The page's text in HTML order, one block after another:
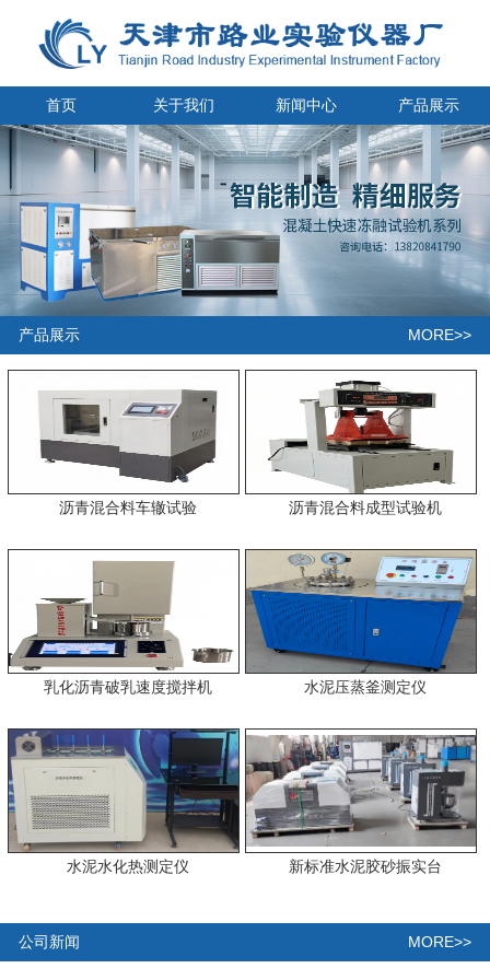
首页 关于我们 新闻中心 产品展示
产品展示 MORE>>
沥青混合料车辙试验 沥青混合料成型试验机
乳化沥青破乳速度搅拌机 水泥压蒸釜测定仪
水泥水化热测定仪 新标准水泥胶砂振实台
公司新闻 MORE>>